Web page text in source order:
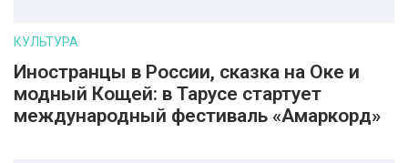
КУЛЬТУРА
Иностранцы в России, сказка на Оке и
модный Кощей: в Тарусе стартует
международный фестиваль «Амаркорд»